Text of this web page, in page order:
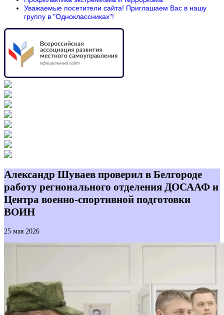
Уважаемые посетители сайта! Приглашаем Вас в нашу
группу в "Одноклассниках"!
Александр Шуваев проверил в Белгороде
работу регионального отделения ДОСААФ и
Центра военно-спортивной подготовки
ВОИН
25 мая 2026